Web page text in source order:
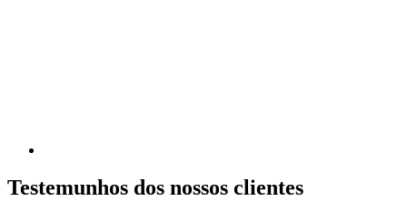
Testemunhos dos nossos clientes